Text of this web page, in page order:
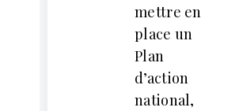
mettre en
place un
Plan
d’action
national,